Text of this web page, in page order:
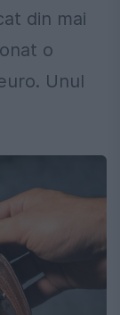
din mai
o
Unul